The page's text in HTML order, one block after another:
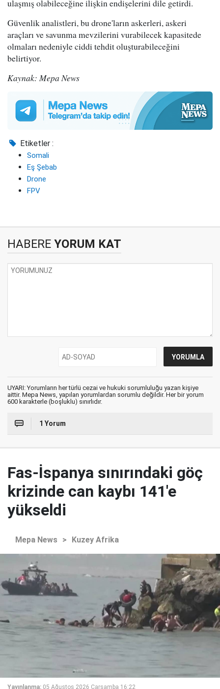
ulaşmış olabileceğine ilişkin endişelerini dile getirdi.
Güvenlik analistleri, bu drone'ların askerleri, askeri
araçları ve savunma mevzilerini vurabilecek kapasitede
olmaları nedeniyle ciddi tehdit oluşturabileceğini
belirtiyor.
Kaynak: Mepa News
Etiketler :
Somali
Eş Şebab
Drone
FPV
HABERE YORUM KAT
UYARI: Yorumların her türlü cezai ve hukuki sorumluluğu yazan kişiye
aittir. Mepa News, yapılan yorumlardan sorumlu değildir. Her bir yorum
600 karakterle (boşluklu) sınırlıdır.
1 Yorum
Fas-İspanya sınırındaki göç
krizinde can kaybı 141'e
yükseldi
Mepa News > Kuzey Afrika
Yayınlanma: 05 Ağustos 2026 Çarşamba 16:22